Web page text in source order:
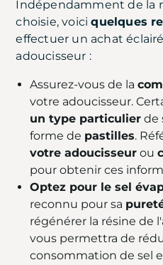
Indépendamment de la
choisie, voiciquelques
effectuer un achat
adoucisseur :
Assurez-vous de la
votre adoucisseur.
un type particulier de
forme de pastilles.
votre adoucisseur ou
pour obtenir ces
Optez pour le sel
reconnu pour sa
régénérer la résine de
vous permettra de
consommation de sel